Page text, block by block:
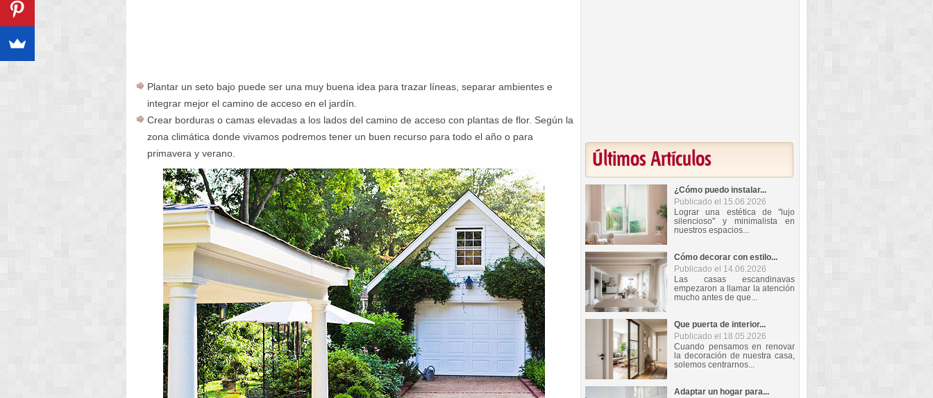
Plantar un seto bajo puede ser una muy buena idea para trazar líneas, separar ambientes e
integrar mejor el camino de acceso en el jardín.
Crear borduras o camas elevadas a los lados del camino de acceso con plantas de flor. Según la
zona climática donde vivamos podremos tener un buen recurso para todo el año o para
primavera y verano.
Últimos Artículos
¿Cómo puedo instalar...
Publicado el 15.06.2026
Lograr una estética de "lujo
silencioso" y minimalista en
nuestros espacios...
Cómo decorar con estilo...
Publicado el 14.06.2026
Las casas escandinavas
empezaron a llamar la atención
mucho antes de que...
Que puerta de interior...
Publicado el 18.05.2026
Cuando pensamos en renovar
la decoración de nuestra casa,
solemos centrarnos...
Adaptar un hogar para...